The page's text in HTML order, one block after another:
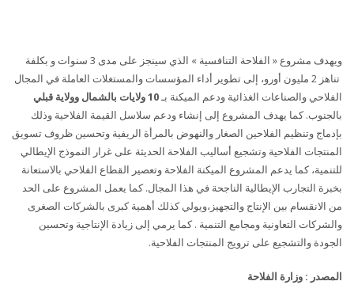
ويهدف مشروع « الفلاحة التنافسية » الذي سينجز على مدى 3 سنوات و بكلفة
تناهز 2 مليون أورو، إلى تطوير أداء المؤسسات والمستغلات العاملة في المجال
الفلاحي والصناعات الغذائية ودعم الميكنة بـ10 ولايات بالشمال وولاية قبلي
بالجنوب. كما يهدف المشروع إلى إنشاء ودعم سلاسل القيمة الفلاحية وذلك
بإدماج وتنظيم الفلاحين الصغار والنهوض بالمرأة الريفية وتحسين ظروف تسويق
المنتجات الفلاحية وتشجيع أساليب الفلاحة الحديثة على غرار النموذج الإيطالي
للتنمية، كما يدعم المشروع الميكنة الفلاحة وتعصير القطاع الفلاحي بالاستعانة
بخبرة التجارب الإيطالية الناجحة في هذا المجال. كما يعمل المشروع على الحد
من الانقسام بين الإنتاج والتجهيز،ويولي كذلك أهمية كبرى بالشركات الصغرى
والشركات التعاونية ومجامع التنمية . كما يرمي إلى زيادة الإنتاجية وتحسين
الجودة والتشجيع على ترويج المنتجات الفلاحية.
المصدر : وزارة الفلاحة